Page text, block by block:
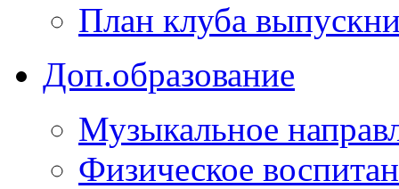
План клуба
Доп.образование
Музыкальное
Физическое